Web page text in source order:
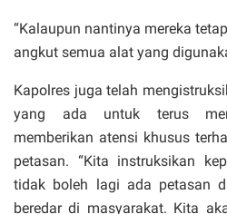
“Kalaupun nantinya mereka
angkut semua alat yang
Kapolres juga telah
yang ada untuk terus
memberikan atensi khusus
petasan. “Kita instruksikan
tidak boleh lagi ada petasan
beredar di masyarakat. Kita